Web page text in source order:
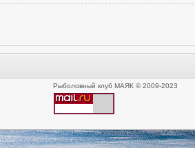
Рыболовный клуб МАЯК © 2009-2023